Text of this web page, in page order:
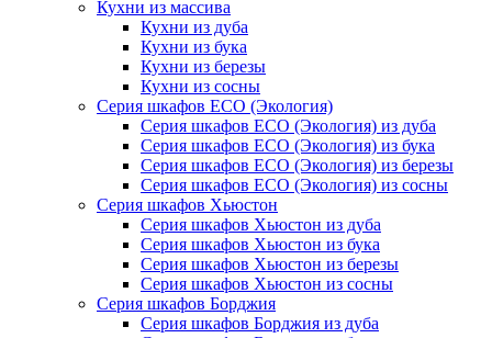
Кухни из массива
Кухни из дуба
Кухни из бука
Кухни из березы
Кухни из сосны
Серия шкафов ECO (Экология)
Серия шкафов ECO (Экология) из дуба
Серия шкафов ECO (Экология) из бука
Серия шкафов ECO (Экология) из березы
Серия шкафов ECO (Экология) из сосны
Серия шкафов Хьюстон
Серия шкафов Хьюстон из дуба
Серия шкафов Хьюстон из бука
Серия шкафов Хьюстон из березы
Серия шкафов Хьюстон из сосны
Серия шкафов Борджия
Серия шкафов Борджия из дуба